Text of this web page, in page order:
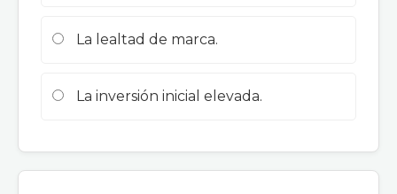
La lealtad de marca.
La inversión inicial elevada.